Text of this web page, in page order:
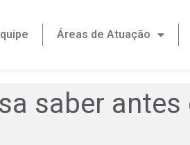
Áreas de Atuação
saber